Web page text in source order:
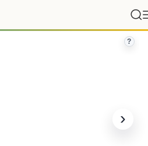
& WiFi – Domaine de Kerlann
?